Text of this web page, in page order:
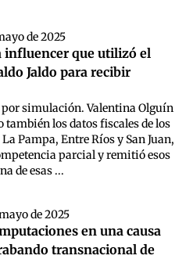
de 2025
influencer que utilizó el
Jaldo para recibir
por simulación. Valentina Olguín
también los datos fiscales de los
Pampa, Entre Ríos y San Juan,
parcial y remitió esos
de esas ...
de 2025
en una causa
transnacional de